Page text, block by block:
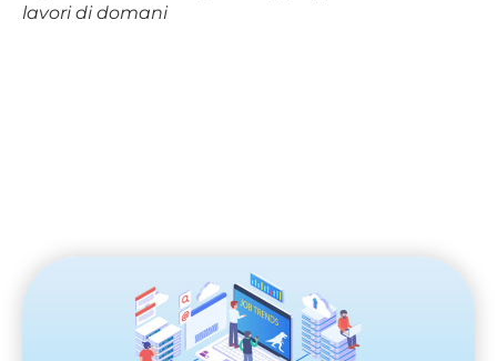
lavori di domani